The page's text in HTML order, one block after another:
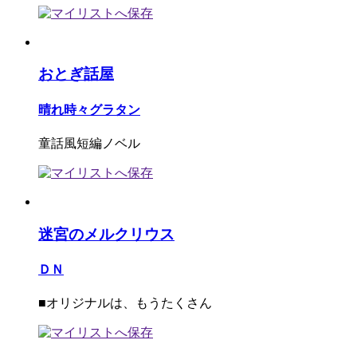
おとぎ話屋
晴れ時々グラタン
童話風短編ノベル
迷宮のメルクリウス
ＤＮ
■オリジナルは、もうたくさん